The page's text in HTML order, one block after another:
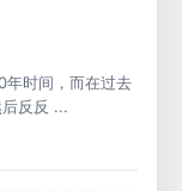
年时间，而在过去
反反 ...